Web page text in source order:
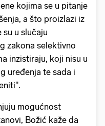
kojima se u pitanje
a što proizlazi iz
u slučaju
zakona selektivno
inzistiraju, koji nisu u
uređenja te sada i
mogućnost
Božić kaže da